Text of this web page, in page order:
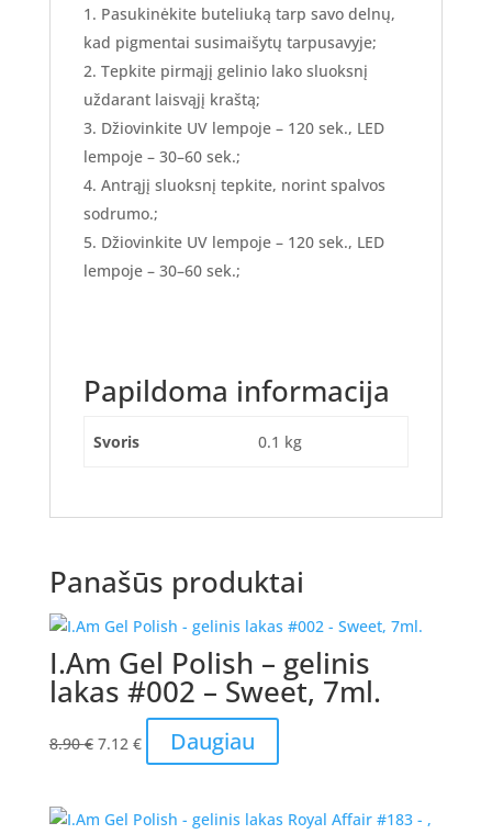
Pasukinėkite buteliuką tarp savo delnų,
kad pigmentai susimaišytų tarpusavyje;
Tepkite pirmąjį gelinio lako sluoksnį
uždarant laisvąjį kraštą;
Džiovinkite UV lempoje – 120 sek., LED
lempoje – 30–60 sek.;
Antrąjį sluoksnį tepkite, norint spalvos
sodrumo.;
Džiovinkite UV lempoje – 120 sek., LED
lempoje – 30–60 sek.;
Papildoma informacija
Svoris 0.1 kg
Panašūs produktai
I.Am Gel Polish – gelinis
lakas #002 – Sweet, 7ml.
8.90€ Original
8.90 €.
7.12 €Current
price
7.12 €.
Daugiau